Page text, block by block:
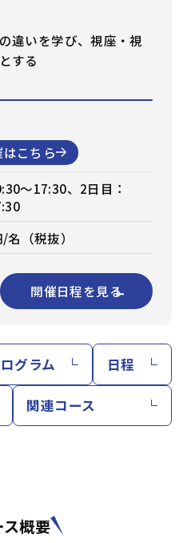
違いを学び、視座・視
する
こちら
～17:30、2日目：
（税抜）
開催日程を見る
グラム 日程
関連コース
ス概要